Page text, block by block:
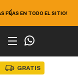
50% EN TODO EL
GRATIS